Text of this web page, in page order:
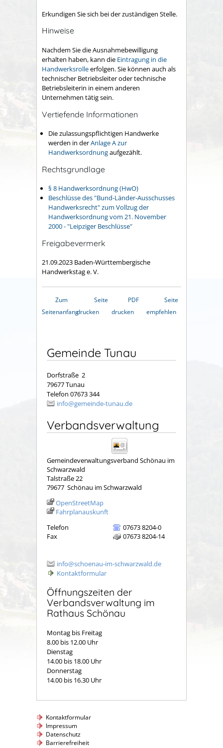
Erkundigen Sie sich bei der zuständigen Stelle.
Hinweise
Nachdem Sie die Ausnahmebewilligung
erhalten haben, kann die Eintragung in die
Handwerksrolleerfolgen. Sie können auch als
technischer Betriebsleiter oder technische
Betriebsleiterin in einem anderen
Unternehmen tätig sein.
Vertiefende Informationen
Die zulassungspflichtigen Handwerke
werden in derAnlage A zur
Handwerksordnungaufgezählt.
Rechtsgrundlage
§ 8 Handwerksordnung (HwO)
Beschlüsse des "Bund-Länder-Ausschusses
Handwerksrecht" zum Vollzug der
Handwerksordnung vom 21. November
2000 - "Leipziger Beschlüsse"
Freigabevermerk
21.09.2023 Baden-Württembergische
Handwerkstag e. V.
Zum
Seitenanfang
Seite
drucken
PDF
drucken
Seite
empfehlen
Gemeinde Tunau
Dorfstraße 2
79677 Tunau
Telefon 07673 344
info@gemeinde-tunau.de
Verbandsverwaltung
Gemeindeverwaltungsverband Schönau im
Schwarzwald
Talstraße 22
79677 Schönau im Schwarzwald
OpenStreetMap
Fahrplanauskunft
Telefon
07673 8204-0
Fax
07673 8204-14
info@schoenau-im-schwarzwald.de
Kontaktformular
Öffnungszeiten der
Verbandsverwaltung im
Rathaus Schönau
Montag bis Freitag
8.00 bis 12.00 Uhr
Dienstag
14.00 bis 18.00 Uhr
Donnerstag
14.00 bis 16.30 Uhr
Kontaktformular
Impressum
Datenschutz
Barrierefreiheit